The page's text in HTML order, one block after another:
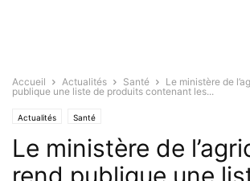
Accueil Actualités Santé
Le ministère de
publique une liste de produits contenant les...
Actualités Santé
Le ministère de